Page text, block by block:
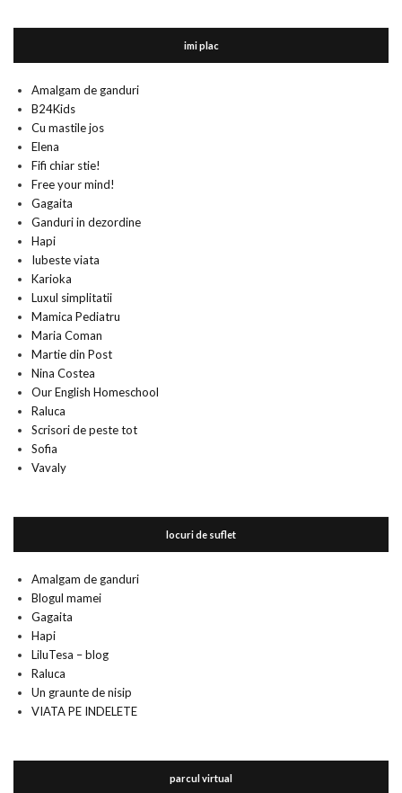
imi plac
Amalgam de ganduri
B24Kids
Cu mastile jos
Elena
Fifi chiar stie!
Free your mind!
Gagaita
Ganduri in dezordine
Hapi
Iubeste viata
Karioka
Luxul simplitatii
Mamica Pediatru
Maria Coman
Martie din Post
Nina Costea
Our English Homeschool
Raluca
Scrisori de peste tot
Sofia
Vavaly
locuri de suflet
Amalgam de ganduri
Blogul mamei
Gagaita
Hapi
LiluTesa – blog
Raluca
Un graunte de nisip
VIATA PE INDELETE
parcul virtual